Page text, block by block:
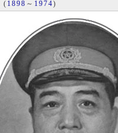
( 1898 ～ 1974)